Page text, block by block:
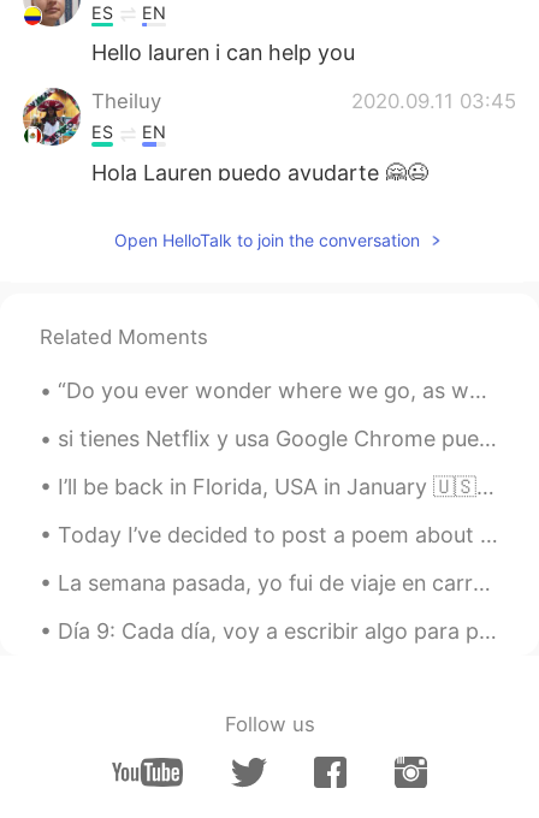
ES EN
Hello lauren i can help you
Theiluy 2020.09.11 03:45
ES EN
Hola Lauren puedo ayudarte 🤗😉
EN
Danny
anytime 🙌🏻
Jonathan 2020.09.11 03:40
ES EN
Lauren Kuppens
ES
Open HelloTalk to join the conversation
Related Moments
“Do you ever wonder where we go, as we grow old? The child we once were, do they ever survive? Do...
si tienes Netflix y usa Google Chrome puedes añadir un “web-extension” para tener los subtítulos ...
I’ll be back in Florida, USA in January 🇺🇸 So excited to travel again. If you’re from there...
Today I’ve decided to post a poem about us, the human race. 我今天分享我自己写的诗。 Hoy yo quiero compart...
La semana pasada, yo fui de viaje en carro y manejé por las Montañas Rocosas de Canadá. Estas so...
Día 9: Cada día, voy a escribir algo para practicar. Por favor corrígeme si me equivoco. • ~ • ~...
Follow us